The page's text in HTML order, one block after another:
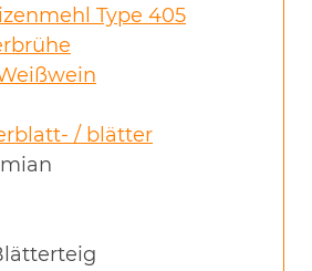
Type 405
/ blätter